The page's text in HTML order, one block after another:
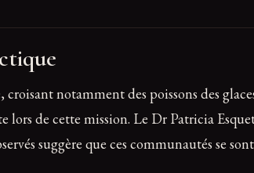
notamment des poissons des
de cette mission. Le Dr Patricia
suggère que ces communautés se